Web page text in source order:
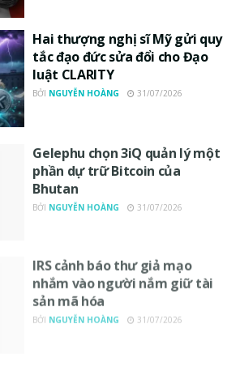
Hai thượng nghị sĩ Mỹ gửi quy
tắc đạo đức sửa đổi cho Đạo
luật CLARITY
BỞI NGUYỄN HOÀNG 31/07/2026
Gelephu chọn 3iQ quản lý một
phần dự trữ Bitcoin của
Bhutan
BỞI NGUYỄN HOÀNG 31/07/2026
IRS cảnh báo thư giả mạo
nhắm vào người nắm giữ tài
sản mã hóa
NGUYỄN HOÀNG